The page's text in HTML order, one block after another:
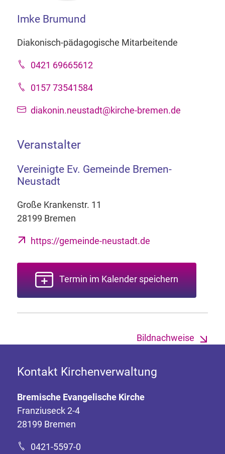
Imke Brumund
Diakonisch-pädagogische Mitarbeitende
0421 69665612
0157 73541584
diakonin.neustadt@kirche-bremen.de
Veranstalter
Vereinigte Ev. Gemeinde Bremen-
Neustadt
Große Krankenstr. 11
28199 Bremen
https://gemeinde-neustadt.de
Termin im Kalender speichern
Bildnachweise
Kontakt Kirchenverwaltung
Bremische Evangelische Kirche
Franziuseck 2-4
28199 Bremen
0421-5597-0